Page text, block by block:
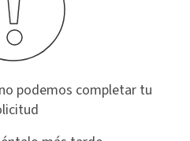
podemos completar tu